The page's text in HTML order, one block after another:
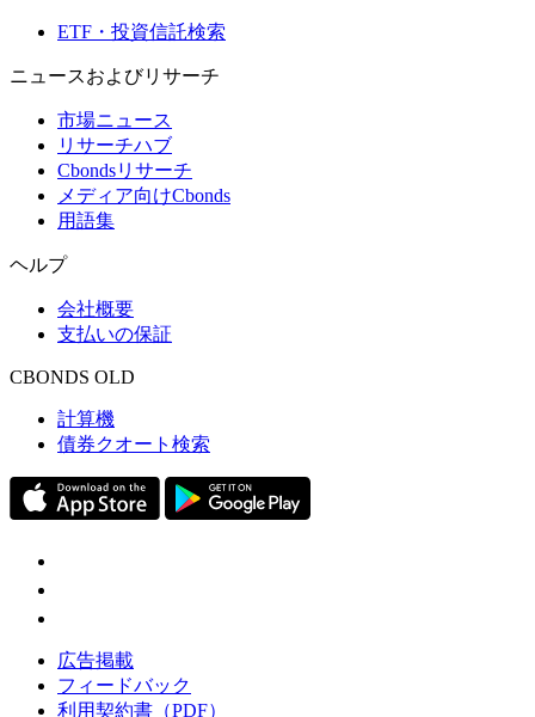
ETF・投資信託検索
ニュースおよびリサーチ
市場ニュース
リサーチハブ
Cbondsリサーチ
メディア向けCbonds
用語集
ヘルプ
会社概要
支払いの保証
CBONDS OLD
計算機
債券クオート検索
広告掲載
フィードバック
利用契約書（PDF）